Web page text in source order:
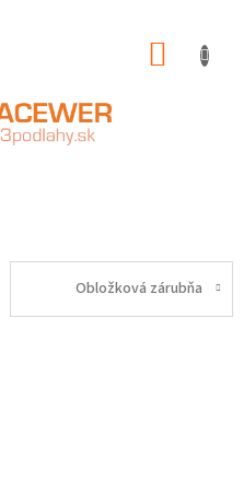
Obložková zárubňa